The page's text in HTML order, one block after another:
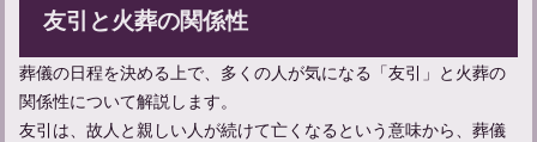
て
友引と火葬の関係性
葬儀の日程を決める上で、多くの人が気になる「友引」と火葬の
関係性について解説します。
友引は、故人と親しい人が続けて亡くなるという意味から、葬儀